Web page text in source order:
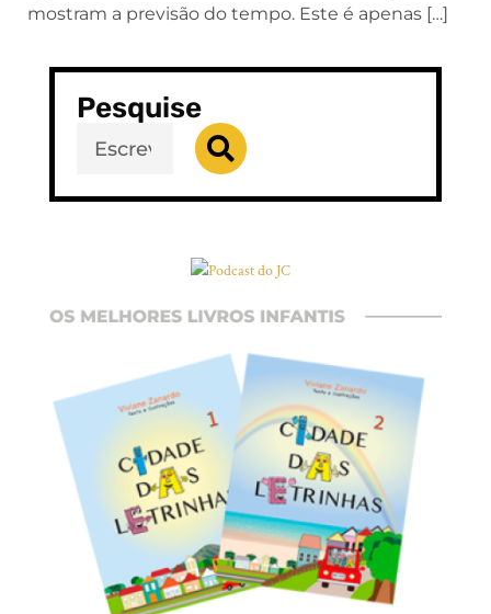
mostram a previsão do tempo. Este é apenas […]
Pesquise